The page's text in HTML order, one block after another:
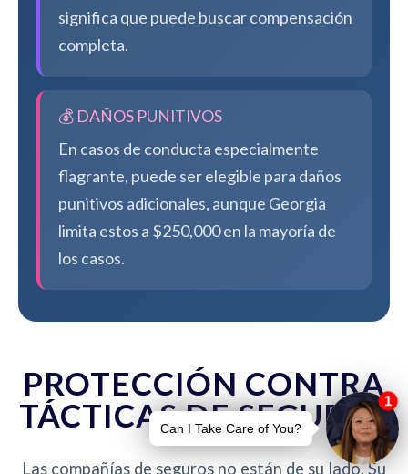
significa que puede buscar compensación
completa.
💰 DAÑOS PUNITIVOS
En casos de conducta especialmente
flagrante, puede ser elegible para daños
punitivos adicionales, aunque Georgia
limita estos a $250,000 en la mayoría de
los casos.
PROTECCIÓN CONTRA
TÁCTICAS DE SEGUROS
Las compañías de seguros no están de su lado. Su